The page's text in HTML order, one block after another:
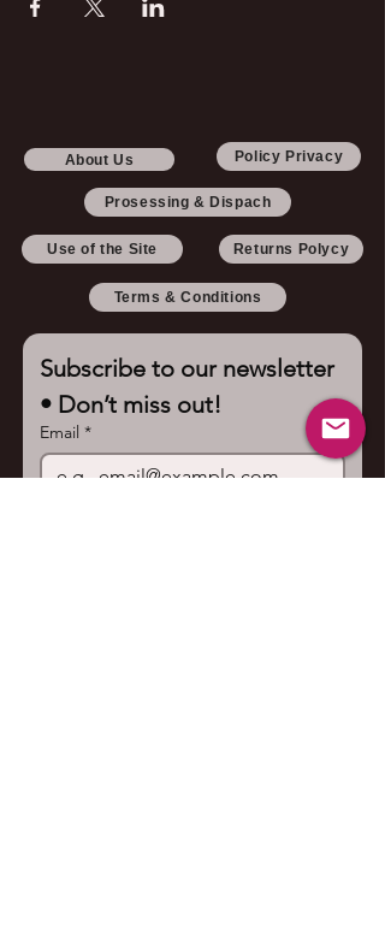
About Us Policy Privacy
Prosessing & Dispach
Use of the Site Returns Polycy
Terms & Conditions
Subscribe to our newsletter
• Don’t miss out!
Email *